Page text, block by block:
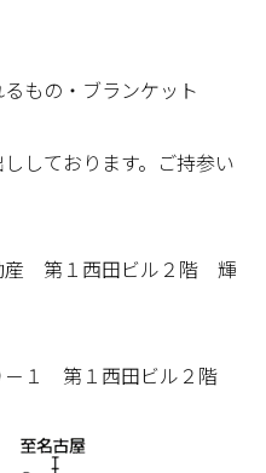
もの・ブランケット
しております。ご持参い
産 第１西田ビル２階 輝
－１ 第１西田ビル２階